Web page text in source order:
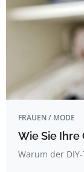
FRAUEN / MODE
Wie Sie
Warum der